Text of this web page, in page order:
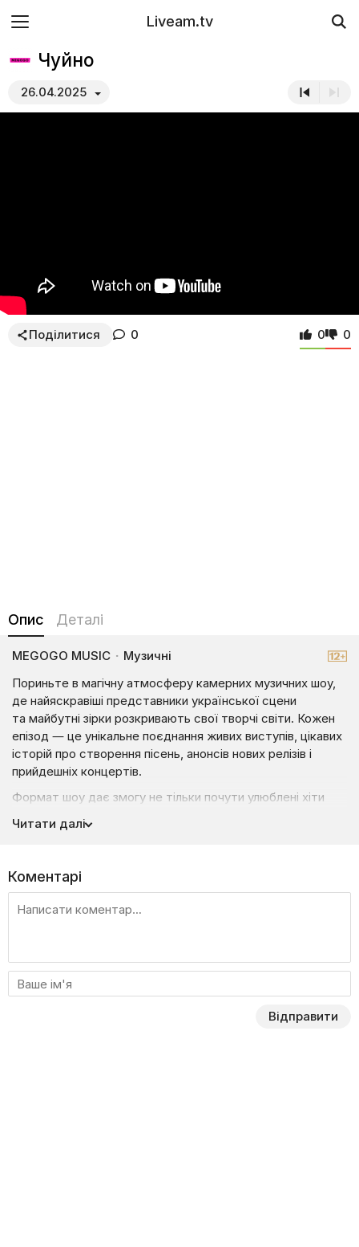
Liveam.tv
Чуйно
26.04.2025
Поділитися 0 0 0
Опис Деталі
MEGOGO MUSIC · Музичні
Пориньте в магічну атмосферу камерних музичних шоу,
де найяскравіші представники української сцени
та майбутні зірки розкривають свої творчі світи. Кожен
епізод — це унікальне поєднання живих виступів, цікавих
історій про створення пісень, анонсів нових релізів і
прийдешніх концертів.
Формат шоу дає змогу не тільки почути улюблені хіти
музичного процесу. На вас чекають ексклюзивні виступи,
які згодом стануть хітами.
Кожен епізод виходить щомісяця, даруючи глядачам
унікальну можливість відкрити для себе нові імена
музики, де кожен акорд пронизаний щирістю, а кожна
нота зворушує до глибини душі.
та відчути, як музика оживає. Дивіться випуски
Читати далі
Коментарі
Відправити